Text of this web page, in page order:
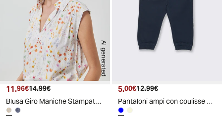
AI generated
Prezzo attuale
11.96€ Prezzo originale
14.99€
Blusa Giro Maniche Stampata Scollo a V
Prezzo attuale
5.00€ Prezzo originale
12.99€
Pantaloni ampi con coulisse e elastico - Blu